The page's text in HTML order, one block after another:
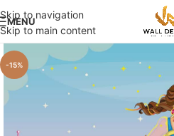
Skip to navigation
Skip to main content
MENU
-15%